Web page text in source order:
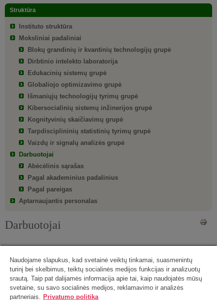
Struktūra
Instituto struktūra
Moksliniai padaliniai
Blokų grandinių ir kvantinių technologijų grupė
Dirbtinio intelekto laboratorija
Edukacinių sistemų grupė
Globaliojo optimizavimo grupė
Išmaniųjų technologijų tyrimų grupė
Kibersocialinių sistemų inžinerijos grupė
Kognityvinių skaičiavimų grupė
Tarpdisciplininių statistinių tyrimų grupė
Vaizdų ir signalų analizės grupė
Darbuotojai
Abėcėlinis sąrašas
Pagal akademinius padalinius
Pagal pareigas
Aptarnaujantis personalas
Darbuotojai
Pareigos: specialistas
Dirba: Akademijos g. 4, Vilnius
Elektroninis paštas:nikita.jegorov778@gmail.com
Naudojame slapukus, kad svetainė veiktų tinkamai, suasmenintų
turinį bei skelbimus, teiktų socialinės medijos funkcijas ir analizuotų
srautą. Taip pat dalijamės informacija apie tai, kaip naudojatės mūsų
svetaine, su savo socialinės medijos, reklamavimo ir analizės
partneriais. Privatumo politika